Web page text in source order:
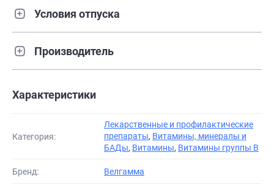
Условия отпуска
Производитель
Характеристики
Категория:
Лекарственные и профилактические
препараты, Витамины, минералы и
БАДы, Витамины, Витамины группы В
Бренд: Велгамма